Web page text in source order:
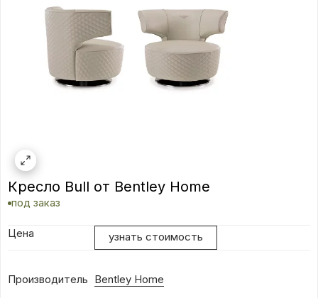
Кресло Bull от Bentley Home
под заказ
Цена узнать стоимость
Производитель Bentley Home